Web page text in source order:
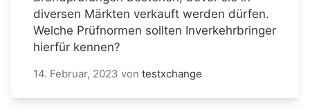
diversen Märkten verkauft werden dürfen.
Welche Prüfnormen sollten Inverkehrbringer
hierfür kennen?
14. Februar, 2023 von testxchange